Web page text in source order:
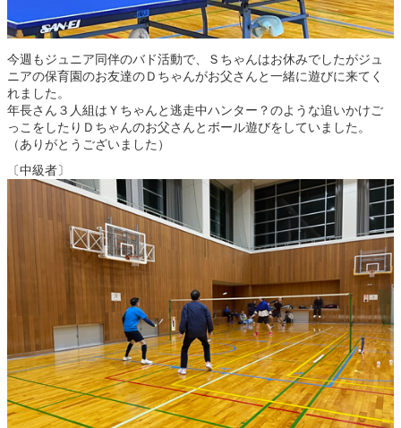
今週もジュニア同伴のバド活動で、Ｓちゃんはお休みでしたがジュ
ニアの保育園のお友達のＤちゃんがお父さんと一緒に遊びに来てく
れました。
年長さん３人組はＹちゃんと逃走中ハンター？のような追いかけご
っこをしたりＤちゃんのお父さんとボール遊びをしていました。
（ありがとうございました）
〔中級者〕